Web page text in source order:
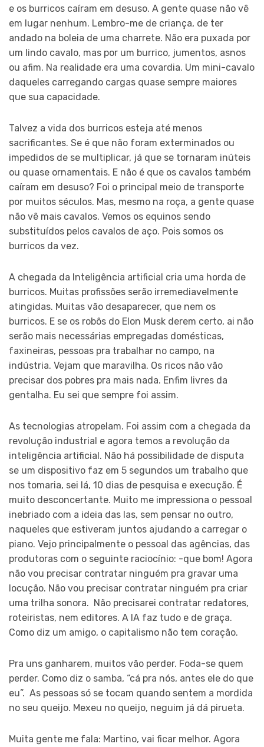
e os burricos caíram em desuso. A gente quase não vê
em lugar nenhum. Lembro-me de criança, de ter
andado na boleia de uma charrete. Não era puxada por
um lindo cavalo, mas por um burrico, jumentos, asnos
ou afim. Na realidade era uma covardia. Um mini-cavalo
daqueles carregando cargas quase sempre maiores
que sua capacidade.
Talvez a vida dos burricos esteja até menos
sacrificantes. Se é que não foram exterminados ou
impedidos de se multiplicar, já que se tornaram inúteis
ou quase ornamentais. E não é que os cavalos também
caíram em desuso? Foi o principal meio de transporte
por muitos séculos. Mas, mesmo na roça, a gente quase
não vê mais cavalos. Vemos os equinos sendo
substituídos pelos cavalos de aço. Pois somos os
burricos da vez.
A chegada da Inteligência artificial cria uma horda de
burricos. Muitas profissões serão irremediavelmente
atingidas. Muitas vão desaparecer, que nem os
burricos. E se os robôs do Elon Musk derem certo, ai não
serão mais necessárias empregadas domésticas,
faxineiras, pessoas pra trabalhar no campo, na
indústria. Vejam que maravilha. Os ricos não vão
precisar dos pobres pra mais nada. Enfim livres da
gentalha. Eu sei que sempre foi assim.
As tecnologias atropelam. Foi assim com a chegada da
revolução industrial e agora temos a revolução da
inteligência artificial. Não há possibilidade de disputa
se um dispositivo faz em 5 segundos um trabalho que
nos tomaria, sei lá, 10 dias de pesquisa e execução. É
muito desconcertante. Muito me impressiona o pessoal
inebriado com a ideia das Ias, sem pensar no outro,
naqueles que estiveram juntos ajudando a carregar o
piano. Vejo principalmente o pessoal das agências, das
produtoras com o seguinte raciocínio: -que bom! Agora
não vou precisar contratar ninguém pra gravar uma
locução. Não vou precisar contratar ninguém pra criar
uma trilha sonora. Não precisarei contratar redatores,
roteiristas, nem editores. A IA faz tudo e de graça.
Como diz um amigo, o capitalismo não tem coração.
Pra uns ganharem, muitos vão perder. Foda-se quem
perder. Como diz o samba, “cá pra nós, antes ele do que
eu”. As pessoas só se tocam quando sentem a mordida
no seu queijo. Mexeu no queijo, neguim já dá pirueta.
Muita gente me fala: Martino, vai ficar melhor. Agora